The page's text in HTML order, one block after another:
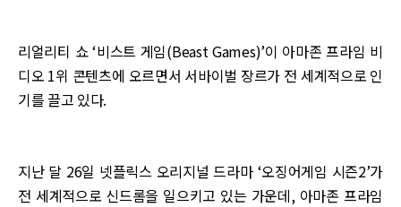
리얼리티 쇼 ‘비스트 게임(Beast Games)’이 아마존 프라임 비
디오 1위 콘텐츠에 오르면서 서바이벌 장르가 전 세계적으로 인
기를 끌고 있다.
지난 달 26일 넷플릭스 오리지널 드라마 ‘오징어게임 시즌2’가
전 세계적으로 신드롬을 일으키고 있는 가운데, 아마존 프라임